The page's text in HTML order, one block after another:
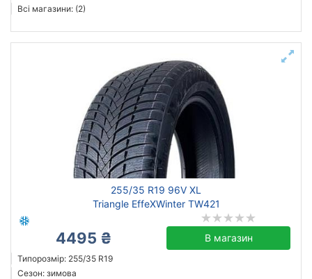
Всі магазини: (2)
255/35 R19 96V XL
Triangle EffeXWinter TW421
4495 ₴ В магазин
Типорозмір: 255/35 R19
Сезон: зимова